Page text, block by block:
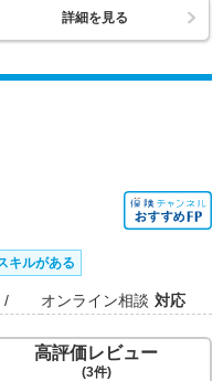
詳細を見る
キルがある
オンライン相談 対応
高評価レビュー
(3件)